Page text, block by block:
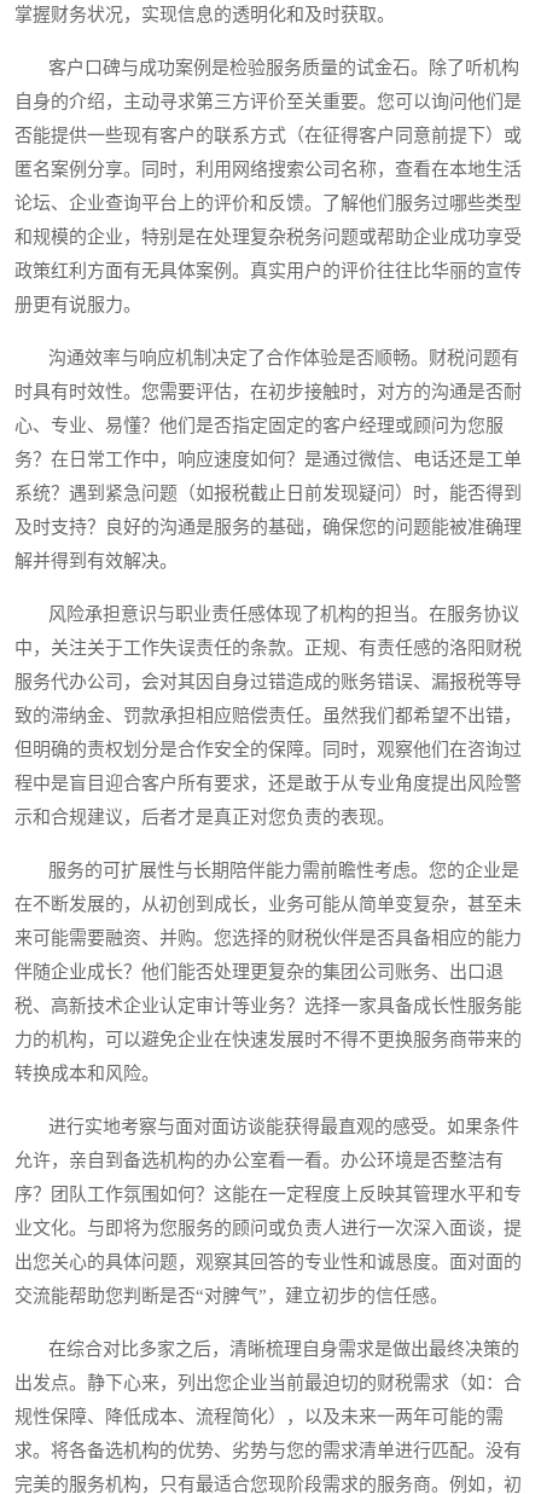
掌握财务状况，实现信息的透明化和及时获取。
客户口碑与成功案例是检验服务质量的试金石。除了听机构
自身的介绍，主动寻求第三方评价至关重要。您可以询问他们是
否能提供一些现有客户的联系方式（在征得客户同意前提下）或
匿名案例分享。同时，利用网络搜索公司名称，查看在本地生活
论坛、企业查询平台上的评价和反馈。了解他们服务过哪些类型
和规模的企业，特别是在处理复杂税务问题或帮助企业成功享受
政策红利方面有无具体案例。真实用户的评价往往比华丽的宣传
册更有说服力。
沟通效率与响应机制决定了合作体验是否顺畅。财税问题有
时具有时效性。您需要评估，在初步接触时，对方的沟通是否耐
心、专业、易懂？他们是否指定固定的客户经理或顾问为您服
务？在日常工作中，响应速度如何？是通过微信、电话还是工单
系统？遇到紧急问题（如报税截止日前发现疑问）时，能否得到
及时支持？良好的沟通是服务的基础，确保您的问题能被准确理
解并得到有效解决。
风险承担意识与职业责任感体现了机构的担当。在服务协议
中，关注关于工作失误责任的条款。正规、有责任感的洛阳财税
服务代办公司，会对其因自身过错造成的账务错误、漏报税等导
致的滞纳金、罚款承担相应赔偿责任。虽然我们都希望不出错，
但明确的责权划分是合作安全的保障。同时，观察他们在咨询过
程中是盲目迎合客户所有要求，还是敢于从专业角度提出风险警
示和合规建议，后者才是真正对您负责的表现。
服务的可扩展性与长期陪伴能力需前瞻性考虑。您的企业是
在不断发展的，从初创到成长，业务可能从简单变复杂，甚至未
来可能需要融资、并购。您选择的财税伙伴是否具备相应的能力
伴随企业成长？他们能否处理更复杂的集团公司账务、出口退
税、高新技术企业认定审计等业务？选择一家具备成长性服务能
力的机构，可以避免企业在快速发展时不得不更换服务商带来的
转换成本和风险。
进行实地考察与面对面访谈能获得最直观的感受。如果条件
允许，亲自到备选机构的办公室看一看。办公环境是否整洁有
序？团队工作氛围如何？这能在一定程度上反映其管理水平和专
业文化。与即将为您服务的顾问或负责人进行一次深入面谈，提
出您关心的具体问题，观察其回答的专业性和诚恳度。面对面的
交流能帮助您判断是否“对脾气”，建立初步的信任感。
在综合对比多家之后，清晰梳理自身需求是做出最终决策的
出发点。静下心来，列出您企业当前最迫切的财税需求（如：合
规性保障、降低成本、流程简化），以及未来一两年可能的需
求。将各备选机构的优势、劣势与您的需求清单进行匹配。没有
完美的服务机构，只有最适合您现阶段需求的服务商。例如，初